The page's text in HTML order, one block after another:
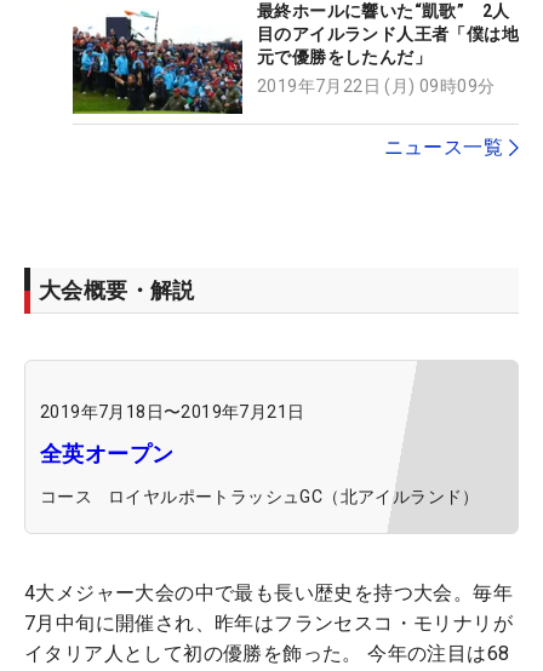
最終ホールに響いた“凱歌” 2人
目のアイルランド人王者「僕は地
元で優勝をしたんだ」
2019年7月22日 (月) 09時09分
ニュース一覧
大会概要・解説
2019年7月18日〜2019年7月21日
全英オープン
コース ロイヤルポートラッシュGC（北アイルランド）
4大メジャー大会の中で最も長い歴史を持つ大会。毎年
7月中旬に開催され、昨年はフランセスコ・モリナリが
イタリア人として初の優勝を飾った。 今年の注目は68